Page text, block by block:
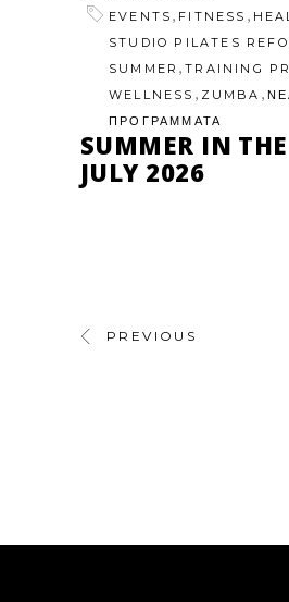
EVENTS , FITNESS ,
STUDIO PILATES
SUMMER ,TRAINING
WELLNESS , ZUMBA ,
ΠΡΟΓΡΑΜΜΑΤΑ
SUMMER IN
JULY 2026
PREVIOUS